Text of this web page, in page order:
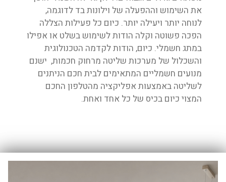
את השימוש וההפעלה של וילונות בד לדוגמה,
לנוחה יותר ויעילה יותר. כיום כל פעילות הצללה
הפכה פשוטה וקלה הודות לשימוש בשלט או אפילו
במתג חשמלי. כיום, הודות לקדמה הטכנולוגית
והשכלול של מערכות שליטה מרחוק חכמות, ישנם
מנועים חשמליים המתאימים לבית חכם הניתנים
לשליטה באמצעות אפליקציה מהטלפון החכם
המצוי כיום בכיס של כל אחד ואחת.